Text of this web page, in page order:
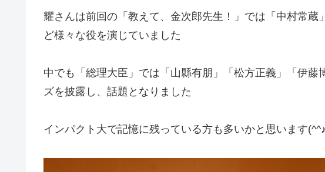
耀さんは前回の「教えて、金次郎先生！」では「中村常蔵
ど様々な役を演じていました
中でも「総理大臣」では「山縣有朋」「松方正義」「伊藤
ズを披露し、話題となりました
インパクト大で記憶に残っている方も多いかと思います(^^♪